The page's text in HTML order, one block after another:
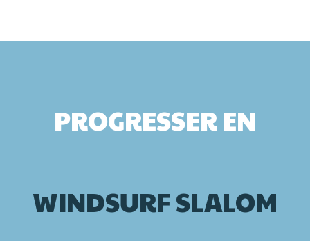
PROGRESSER EN
WINDSURFSLALOM